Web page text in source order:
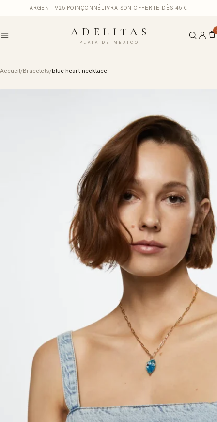
ARGENT 925 POINÇONNÉ LIVRAISON OFFERTE DÈS 45 €
ADELITAS
PLATA DE MEXICO
Accueil/Bracelets/blue heart necklace